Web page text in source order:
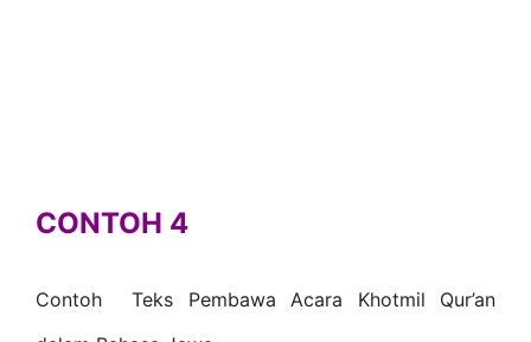
CONTOH 4
Contoh Teks Pembawa Acara Khotmil Qur’an